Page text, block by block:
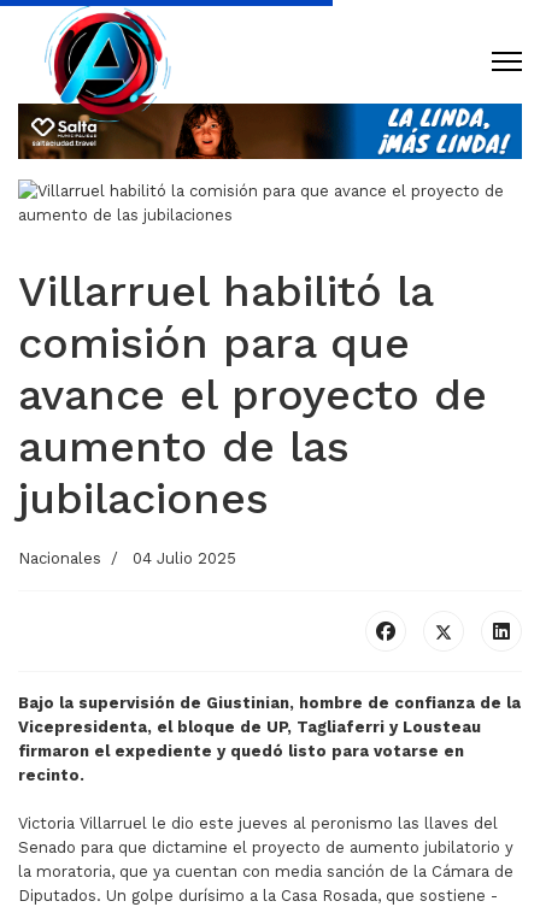
Villarruel habilitó la
comisión para que
avance el proyecto de
aumento de las
jubilaciones
Nacionales 04 Julio 2025
Bajo la supervisión de Giustinian, hombre de confianza de la
Vicepresidenta, el bloque de UP, Tagliaferri y Lousteau
firmaron el expediente y quedó listo para votarse en
recinto.
Victoria Villarruel le dio este jueves al peronismo las llaves del
Senado para que dictamine el proyecto de aumento jubilatorio y
la moratoria, que ya cuentan con media sanción de la Cámara de
Diputados. Un golpe durísimo a la Casa Rosada, que sostiene -